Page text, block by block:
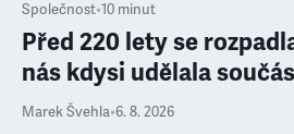
Společnost•10 minut
Před 220 lety se
nás kdysi udělala
Marek Švehla•6. 8. 2026